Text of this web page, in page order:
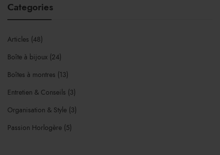
Categories
Articles (48)
Boîte à bijoux (24)
Boîtes à montres (13)
Entretien & Conseils (3)
Organisation & Style (3)
Passion Horlogère (5)